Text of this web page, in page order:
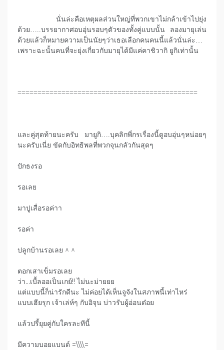
นั่นล่ะคือเหตุผลส่วนใหญ่ที่พวกเขาไม่กล้าเข้าไปยุ่ง
ด้วย…..บรรยากาศอบอุ่นรอบๆตัวของทั้งคู่แบบนั้น ลองมายุเล่น
ด้วยแล้วก็หมายความเป็นนัยๆว่าเธอเลือกคนคนนี้แล้วนั่นล่ะ…
เพราะฉะนั้นคนที่จะยุ่งเกี่ยวกับมายุได้มีแค่คาชิวากิ ยูกิเท่านั้น
=============================================
และคู่สุดท้ายนะครับ มายูกิ….บุคลิกพี่กรเรื่องนี้ดูอบอุ่นๆหน่อยๆ
นะครับเนี่ย ขัดกับอิทธิพลที่พวกจุนกลัวกันสุดๆ
ปักธงรอ
รอเลย
มาปูเสื่อรอค่าา
รอค่า
ปลูกบ้านรอเลย ^ ^
ตอกเสาเข็มรอเลย
ว่า…เบื้ลออเป็นเกย์!! ไม่นะม่ายยย
แต่แบบนี้ก็น่ารักดีนะ ไม่ค่อยได้เห็นจูจังในสภาพนี้เท่าไหร่
แบบเฮียรุก เจ้าเล่ห์ๆ กับอิจุน บ่าวรับผู้อ่อนด๋อย
แล้วปรี้ยุยคู่กับใครละทีนี้
มีความบอยแบนด์ =\\\\=